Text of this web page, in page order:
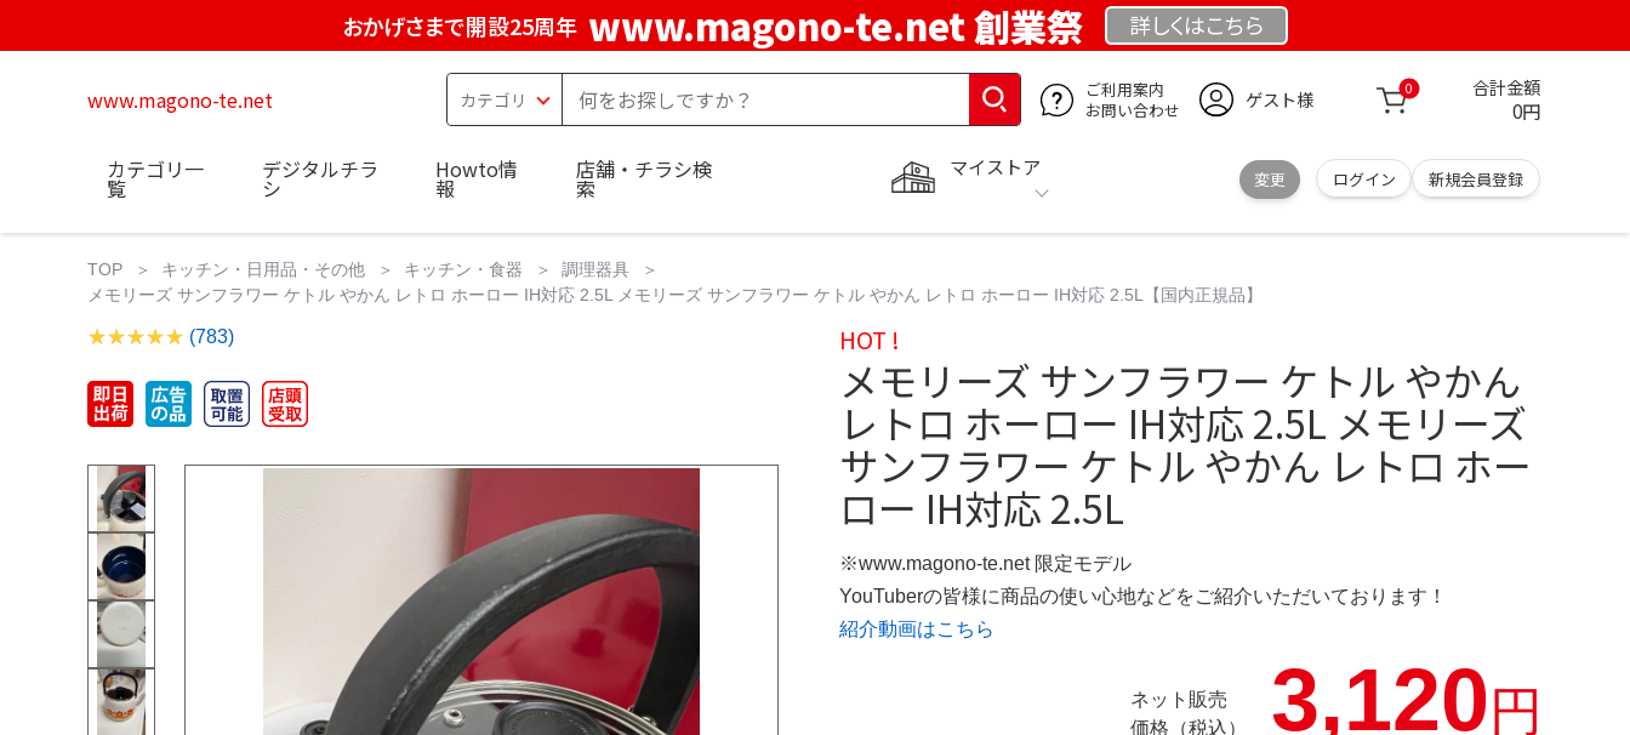
おかげさまで開設25周年 www.magono-te.net 創業祭 詳しくはこちら
www.magono-te.net
ご利用案内
お問い合わせ
ゲスト様 0 合計金額
0円
マイストア
変更 ログイン 新規会員登録
カテゴリ一
覧
デジタルチラ
シ
Howto情
報
店舗・チラシ検
索
TOP キッチン・日用品・その他 キッチン・食器
調理器具
メモリーズ サンフラワー ケトル やかん レトロ ホーロー IH対応 2.5L メモリーズ サンフラワー ケトル やかん レトロ ホーロー IH対応 2.5L【国内正規品】
(783) HOT !
メモリーズ サンフラワー ケトル やかん
レトロ ホーロー IH対応 2.5L メモリーズ
サンフラワー ケトル やかん レトロ ホー
ロー IH対応 2.5L
※www.magono-te.net 限定モデル
YouTuberの皆様に商品の使い心地などをご紹介いただいております！
紹介動画はこちら
ネット販売
価格（税込）
3,120円